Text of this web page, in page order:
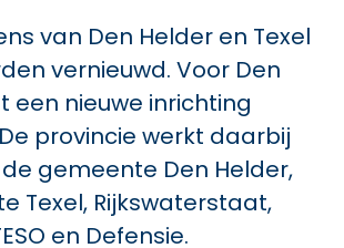
van Den Helder en Texel
vernieuwd. Voor Den
een nieuwe inrichting
provincie werkt daarbij
gemeente Den Helder,
Texel, Rijkswaterstaat,
en Defensie.